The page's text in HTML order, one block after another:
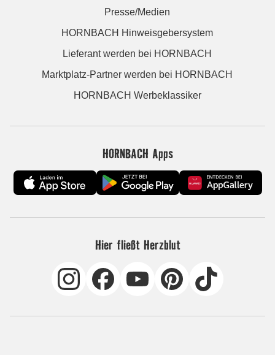
Presse/Medien
HORNBACH Hinweisgebersystem
Lieferant werden bei HORNBACH
Marktplatz-Partner werden bei HORNBACH
HORNBACH Werbeklassiker
HORNBACH Apps
Hier fließt Herzblut